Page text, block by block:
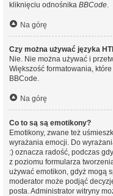
kliknięciu odnośnika BBCode.
Na górę
Czy można używać języka
Nie. Nie można używać i
Większość formatowania,
BBCode.
Na górę
Co to są są emotikony?
Emotikony, zwane też
wyrażania emocji. Do
:) oznacza radość, podczas
z poziomu formularza
używać emotikon, gdyż mogą
moderator może podjąć
posta. Administrator witryny